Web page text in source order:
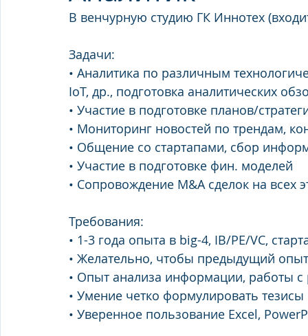
В венчурную студию ГК Иннотех
Задачи:
• Аналитика по различным
IoT, др., подготовка аналитических
• Участие в подготовке планов/
• Мониторинг новостей по трендам,
• Общение со стартапами, сбор
• Участие в подготовке фин. моделей
• Сопровождение M&A сделок на всех
Требования:
• 1-3 года опыта в big-4, IB/PE/VC,
• Желательно, чтобы предыдущий
• Опыт анализа информации, работы
• Умение четко формулировать
• Уверенное пользование Excel,